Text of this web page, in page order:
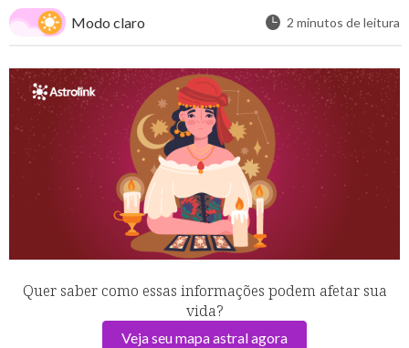
Modo claro 2 minutos de leitura
Quer saber como essas informações podem afetar sua
vida?
Veja seu mapa astral agora